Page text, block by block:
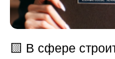
🟨 В сфере